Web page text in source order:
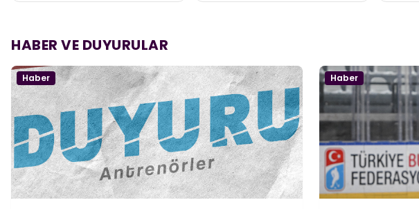
HABER VE DUYURULAR
Haber Haber